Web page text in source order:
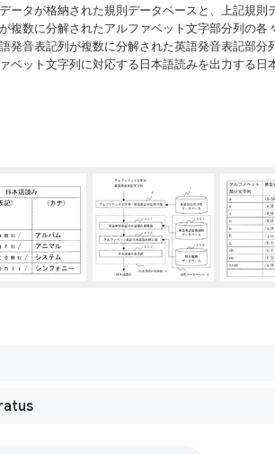
ータが格納された規則データベースと、上記規則
複数に分解されたアルファベット文字部分列の各
発音表記列が複数に分解された英語発音表記部分
ベット文字列に対応する日本語読みを出力する日